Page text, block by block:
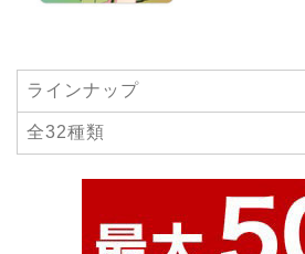
ラインナップ
全32種類